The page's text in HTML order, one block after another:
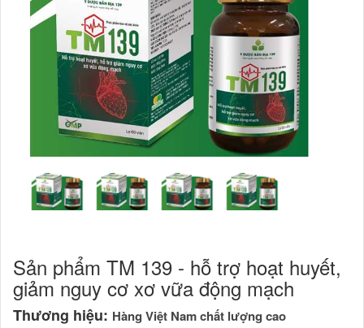
Sản phẩm TM 139 - hỗ trợ hoạt huyết,
giảm nguy cơ xơ vữa động mạch
Thương hiệu: Hàng Việt Nam chất lượng cao